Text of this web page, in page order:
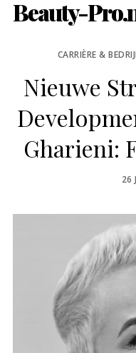
Beauty-
CARRIÈRE &
Nieuwe
Gharieni:
26